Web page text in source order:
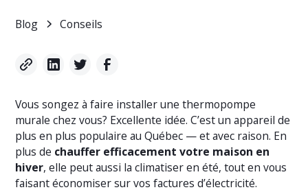
Blog Conseils
Vous songez à faire installer une thermopompe
murale chez vous? Excellente idée. C’est un appareil de
plus en plus populaire au Québec — et avec raison. En
plus de chauffer efficacement votre maison en
hiver, elle peut aussi la climatiser en été, tout en vous
faisant économiser sur vos factures d’électricité.